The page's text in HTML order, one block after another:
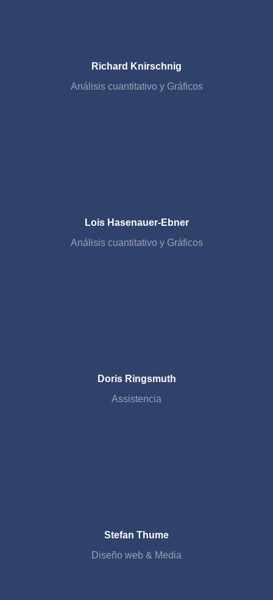
Richard Knirschnig
Análisis cuantitativo y Gráficos
Lois Hasenauer-Ebner
Análisis cuantitativo y Gráficos
Doris Ringsmuth
Assistencia
Stefan Thume
Diseño web & Media